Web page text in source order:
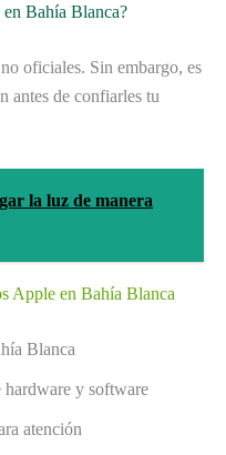
Bahía Blanca?
oficiales. Sin embargo, es
antes de confiarles tu
la luz de manera
Apple en Bahía Blanca
Blanca
hardware y software
atención